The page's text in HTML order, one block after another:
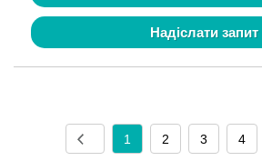
Надіслати запит
1 2 3 4